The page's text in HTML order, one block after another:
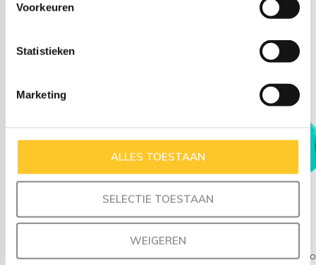
Voorkeuren
Statistieken
Marketing
ALLES TOESTAAN
SELECTIE TOESTAAN
WEIGEREN
TOEVOEGEN AAN
MONTIICO MONTIICO